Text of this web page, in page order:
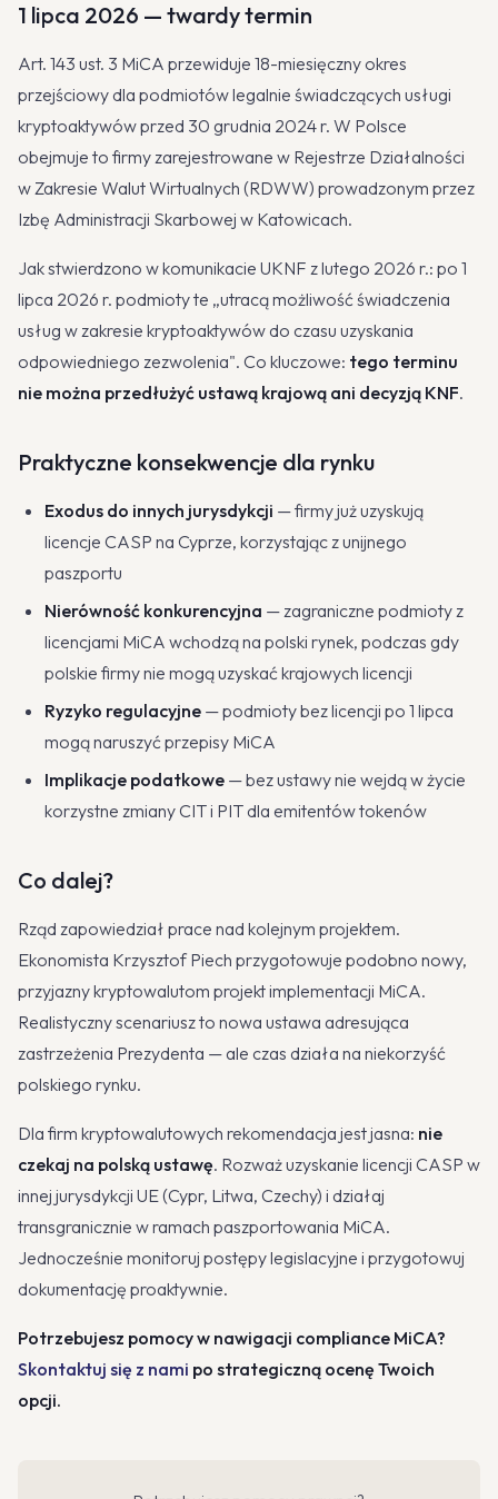
1 lipca 2026 — twardy termin
Art. 143 ust. 3 MiCA przewiduje 18-miesięczny okres
przejściowy dla podmiotów legalnie świadczących usługi
kryptoaktywów przed 30 grudnia 2024 r. W Polsce
obejmuje to firmy zarejestrowane w Rejestrze Działalności
w Zakresie Walut Wirtualnych (RDWW) prowadzonym przez
Izbę Administracji Skarbowej w Katowicach.
Jak stwierdzono w komunikacie UKNF z lutego 2026 r.: po 1
lipca 2026 r. podmioty te „utracą możliwość świadczenia
usług w zakresie kryptoaktywów do czasu uzyskania
odpowiedniego zezwolenia". Co kluczowe: tego terminu
nie można przedłużyć ustawą krajową ani decyzją KNF.
Praktyczne konsekwencje dla rynku
Exodus do innych jurysdykcji — firmy już uzyskują
licencje CASP na Cyprze, korzystając z unijnego
paszportu
Nierówność konkurencyjna — zagraniczne podmioty z
licencjami MiCA wchodzą na polski rynek, podczas gdy
polskie firmy nie mogą uzyskać krajowych licencji
Ryzyko regulacyjne — podmioty bez licencji po 1 lipca
mogą naruszyć przepisy MiCA
Implikacje podatkowe — bez ustawy nie wejdą w życie
korzystne zmiany CIT i PIT dla emitentów tokenów
Co dalej?
Rząd zapowiedział prace nad kolejnym projektem.
Ekonomista Krzysztof Piech przygotowuje podobno nowy,
przyjazny kryptowalutom projekt implementacji MiCA.
Realistyczny scenariusz to nowa ustawa adresująca
zastrzeżenia Prezydenta — ale czas działa na niekorzyść
polskiego rynku.
Dla firm kryptowalutowych rekomendacja jest jasna: nie
czekaj na polską ustawę. Rozważ uzyskanie licencji CASP w
innej jurysdykcji UE (Cypr, Litwa, Czechy) i działaj
transgranicznie w ramach paszportowania MiCA.
Jednocześnie monitoruj postępy legislacyjne i przygotowuj
dokumentację proaktywnie.
Potrzebujesz pomocy w nawigacji compliance MiCA?
Skontaktuj się z nami po strategiczną ocenę Twoich
opcji.